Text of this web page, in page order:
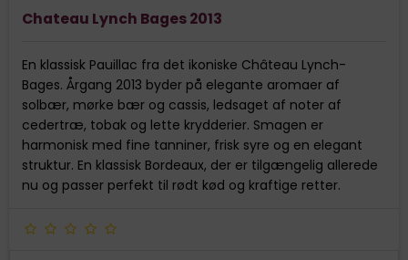
Chateau Lynch Bages 2013
En klassisk Pauillac fra det ikoniske Château Lynch-
Bages. Årgang 2013 byder på elegante aromaer af
solbær, mørke bær og cassis, ledsaget af noter af
cedertræ, tobak og lette krydderier. Smagen er
harmonisk med fine tanniner, frisk syre og en elegant
struktur. En klassisk Bordeaux, der er tilgængelig allerede
nu og passer perfekt til rødt kød og kraftige retter.